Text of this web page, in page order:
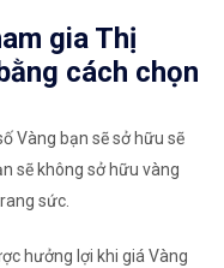
gia Thị
cách chọn
Vàng bạn sẽ sở hữu sẽ
sẽ không sở hữu vàng
sức.
hưởng lợi khi giá Vàng